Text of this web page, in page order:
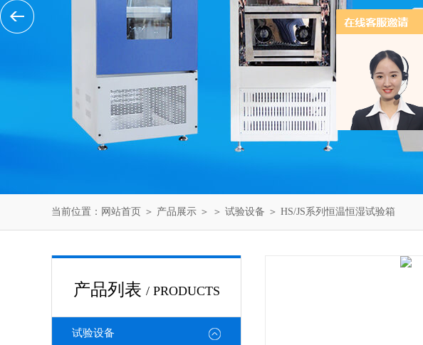
当前位置： 网站首页 ＞ 产品展示 ＞ ＞ 试验设备 ＞ HS/JS系列恒温恒湿试验箱
产品列表 / PRODUCTS
试验设备